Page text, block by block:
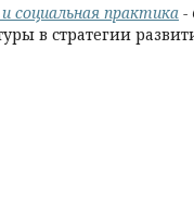
социальная практика -
в стратегии